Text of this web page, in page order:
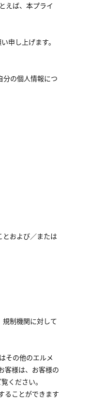
えば、本プライ
申し上げます。
分の個人情報につ
とおよび／または
制機関に対して
その他のエルメ
客様は、お客様の
ください。
ることができます